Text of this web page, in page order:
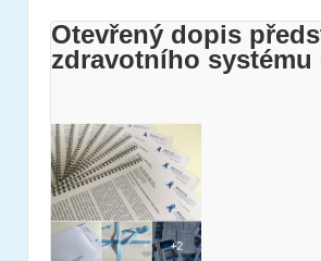
Otevřený dopis
zdravotního systému